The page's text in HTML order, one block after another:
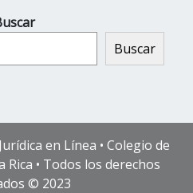
Buscar
en Línea • Colegio de
Rica • Todos los derechos
© 2023